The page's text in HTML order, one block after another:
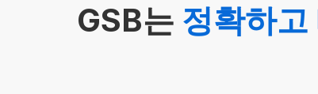
GSB는 정확하